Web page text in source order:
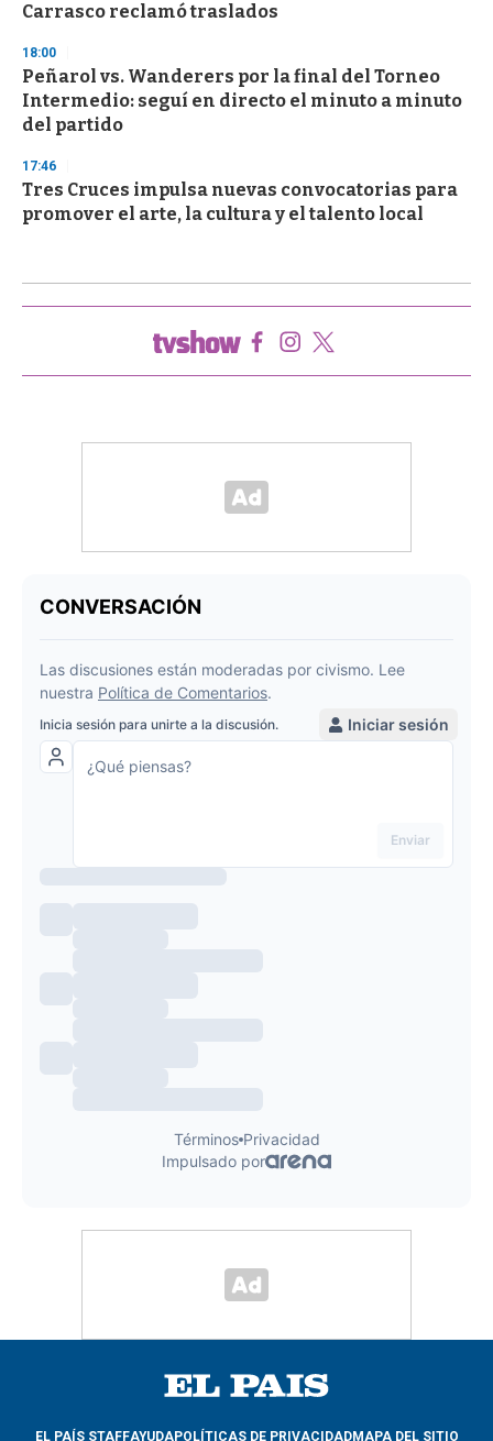
Carrasco reclamó traslados
18:00
Peñarol vs. Wanderers por la final del Torneo
Intermedio: seguí en directo el minuto a minuto
del partido
17:46
Tres Cruces impulsa nuevas convocatorias para
promover el arte, la cultura y el talento local
EL PAÍS STAFFAYUDAPOLÍTICAS DE PRIVACIDADMAPA DEL SITIO